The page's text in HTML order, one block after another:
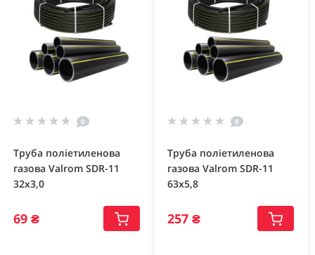
0
Труба поліетиленова
газова Valrom SDR-11
32х3,0
69 ₴
0
Труба поліетиленова
газова Valrom SDR-11
63х5,8
257 ₴